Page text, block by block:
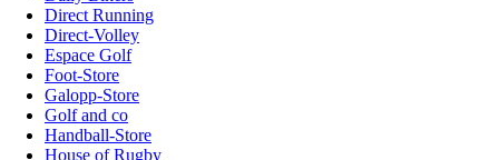
Direct Running
Direct-Volley
Espace Golf
Foot-Store
Galopp-Store
Golf and co
Handball-Store
House of Rugby